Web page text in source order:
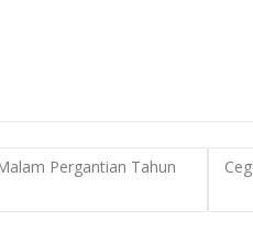
Pergantian Tahun